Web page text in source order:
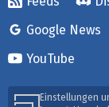
Google News
YouTube
Einstellungen